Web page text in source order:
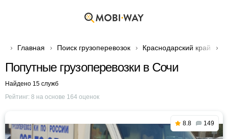
Главная Поиск грузоперевозок Краснодарский край
Попутные грузоперевозки в Сочи
Найдено 15 служб
Рейтинг: 8 на основе 164 оценок
8.8 149